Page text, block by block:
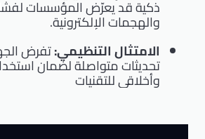
ذكية قد يعرّض المؤسسات
والهجمات الإلكترونية.
الامتثال التنظيمي:تفرض
تحديثات متواصلة لضمان
وأخلاقي للتقنيات